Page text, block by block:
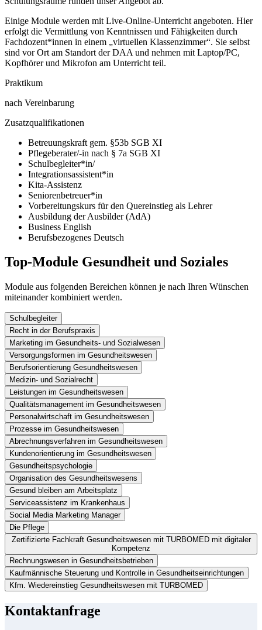
Einige Module werden mit Live-Online-Unterricht angeboten. Hier
erfolgt die Vermittlung von Kenntnissen und Fähigkeiten durch
Fachdozent*innen in einem „virtuellen Klassenzimmer“. Sie selbst
sind vor Ort am Standort der DAA und nehmen mit Laptop/PC,
Kopfhörer und Mikrofon am Unterricht teil.
Praktikum
nach Vereinbarung
Zusatzqualifikationen
Betreuungskraft gem. §53b SGB XI
Pflegeberater/-in nach § 7a SGB XI
Schulbegleiter*in/
Integrationsassistent*in
Kita-Assistenz
Seniorenbetreuer*in
Vorbereitungskurs für den Quereinstieg als Lehrer
Ausbildung der Ausbilder (AdA)
Business English
Berufsbezogenes Deutsch
Top-Module Gesundheit und Soziales
Module aus folgenden Bereichen können je nach Ihren Wünschen
miteinander kombiniert werden.
Schulbegleiter
Recht in der Berufspraxis
Marketing im Gesundheits- und Sozialwesen
Versorgungsformen im Gesundheitswesen
Berufsorientierung Gesundheitswesen
Medizin- und Sozialrecht
Leistungen im Gesundheitswesen
Qualitätsmanagement im Gesundheitswesen
Personalwirtschaft im Gesundheitswesen
Prozesse im Gesundheitswesen
Abrechnungsverfahren im Gesundheitswesen
Kundenorientierung im Gesundheitswesen
Gesundheitspsychologie
Organisation des Gesundheitswesens
Gesund bleiben am Arbeitsplatz
Serviceassistenz im Krankenhaus
Social Media Marketing Manager
Die Pflege
Zertifizierte Fachkraft Gesundheitswesen mit TURBOMED mit digitaler
Kompetenz
Rechnungswesen in Gesundheitsbetrieben
Kaufmännische Steuerung und Kontrolle in Gesundheitseinrichtungen
Kfm. Wiedereinstieg Gesundheitswesen mit TURBOMED
Kontaktanfrage